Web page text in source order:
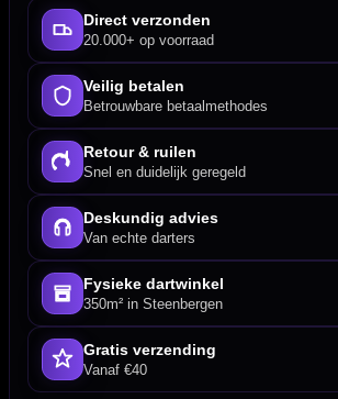
Direct verzonden
20.000+ op voorraad
Veilig betalen
Betrouwbare betaalmethodes
Retour & ruilen
Snel en duidelijk geregeld
Deskundig advies
Van echte darters
Fysieke dartwinkel
350m² in Steenbergen
Gratis verzending
Vanaf €40